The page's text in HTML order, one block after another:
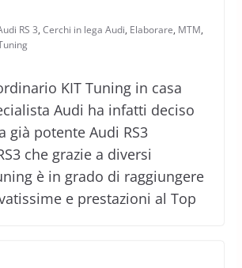
RS 3, Cerchi in lega Audi, Elaborare, MTM,
KIT Tuning in casa
Audi ha infatti deciso
già potente Audi RS3
che grazie a diversi
è in grado di raggiungere
e prestazioni al Top